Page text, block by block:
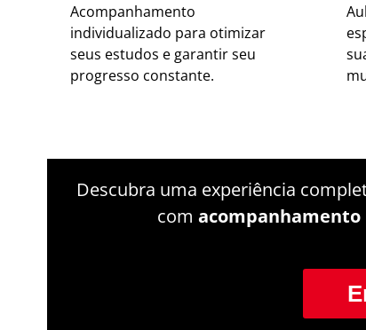
Acompanhamento
individualizado para otimizar
seus estudos e garantir seu
progresso constante.
Descubra uma experiência
com